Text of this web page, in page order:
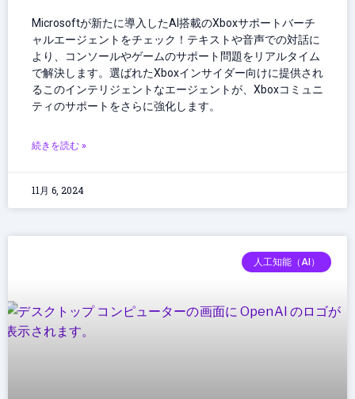
Microsoftが新たに導入したAI搭載のXboxサポートバーチ
ャルエージェントをチェック！テキストや音声での対話に
より、コンソールやゲームのサポート問題をリアルタイム
で解決します。選ばれたXboxインサイダー向けに提供され
るこのインテリジェントなエージェントが、Xboxコミュニ
ティのサポートをさらに強化します。
続きを読む »
11月 6, 2024
人工知能（AI）